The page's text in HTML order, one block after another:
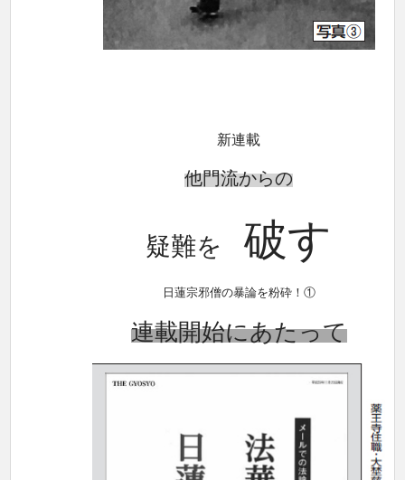
新連載
他門流からの
疑難を 破す
日蓮宗邪僧の暴論を粉砕！①
連載開始にあたって